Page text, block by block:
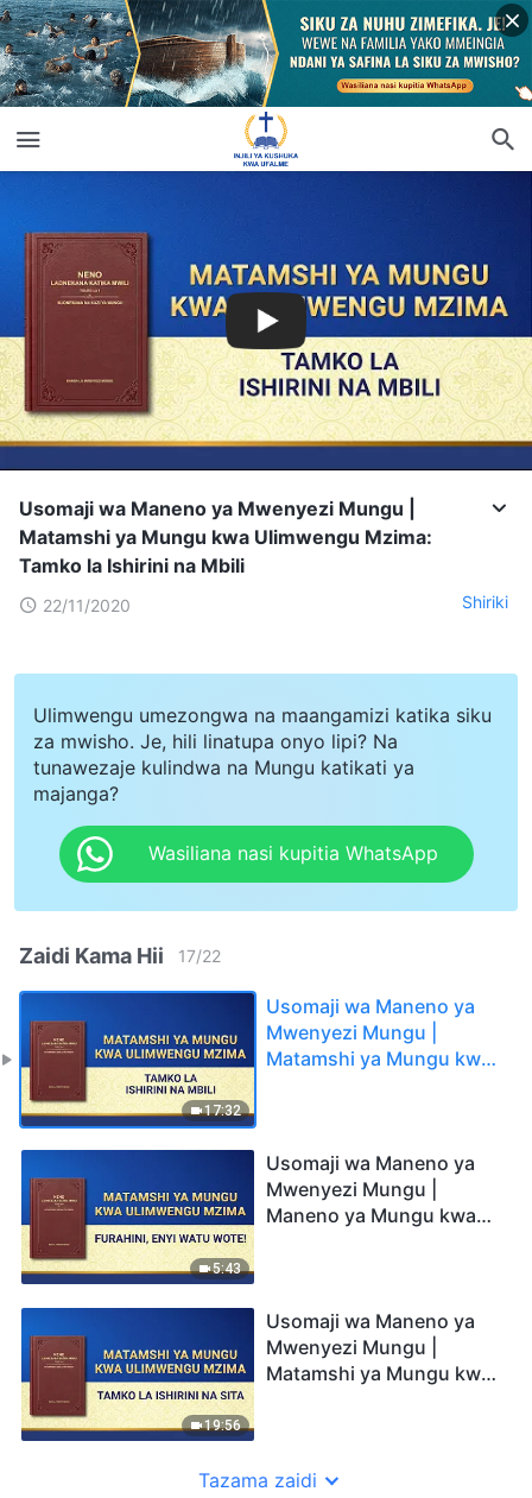
Usomaji wa Maneno ya Mwenyezi Mungu |
Matamshi ya Mungu kwa Ulimwengu Mzima:
Tamko la Ishirini na Mbili
22/11/2020 Shiriki
Ulimwengu umezongwa na maangamizi katika siku
za mwisho. Je, hili linatupa onyo lipi? Na
tunawezaje kulindwa na Mungu katikati ya
majanga?
Wasiliana nasi kupitia WhatsApp
Zaidi Kama Hii 17/22
17:32
Usomaji wa Maneno ya
Mwenyezi Mungu |
Matamshi ya Mungu kwa
5:43
Usomaji wa Maneno ya
Mwenyezi Mungu |
Maneno ya Mungu kwa
19:56
Usomaji wa Maneno ya
Mwenyezi Mungu |
Matamshi ya Mungu kwa
Tazama zaidi